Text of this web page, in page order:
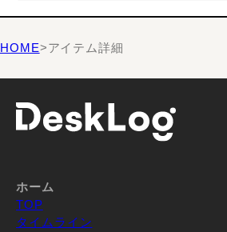
HOME>アイテム詳細
ホーム
TOP
タイムライン